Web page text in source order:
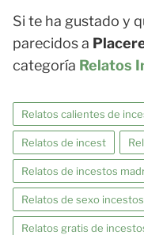
Si te ha gustado y
parecidos a
categoría Relatos
Relatos calientes de
Relatos de incest
Relatos de incestos
Relatos de sexo incestos
Relatos gratis de